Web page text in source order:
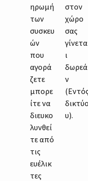
ηρωμή
των
συσκευ
ών
που
αγορά
ζετε
μπορε
ίτε να
διευκο
λυνθεί
τε από
τις
ευέλικ
τες
στον
χώρο
σας
γίνετα
ι
δωρεά
ν
δικτύο
υ).